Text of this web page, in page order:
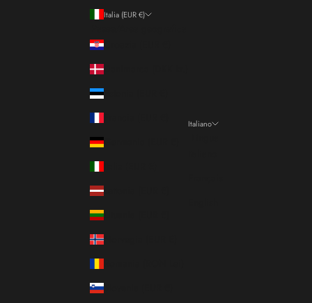
Italia (EUR €)
Croazia (EUR €)
Danimarca (DKK kr.)
Estonia (EUR €)
Francia (EUR €)
Germania (EUR €)
Italia (EUR €)
Lettonia (EUR €)
Lituania (EUR €)
Norvegia (EUR €)
Romania (RON Lei)
Slovenia (EUR €)
Italiano